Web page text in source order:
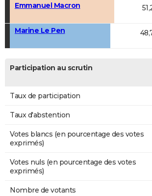
Emmanuel Macron
Marine Le Pen
Participation au scrutin
Taux de participation
Taux d'abstention
Votes blancs (en pourcentage des votes
exprimés)
Votes nuls (en pourcentage des votes
exprimés)
Nombre de votants